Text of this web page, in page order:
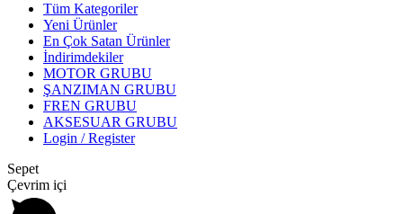
Tüm Kategoriler
Yeni Ürünler
En Çok Satan Ürünler
İndirimdekiler
MOTOR GRUBU
ŞANZIMAN GRUBU
FREN GRUBU
AKSESUAR GRUBU
Login / Register
Sepet
Çevrim içi